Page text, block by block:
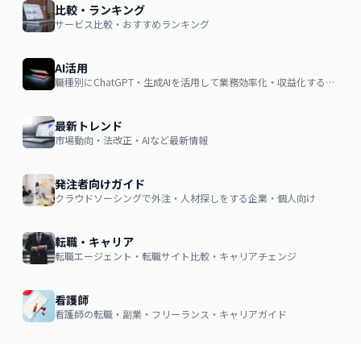
比較・ランキング
サービス比較・おすすめランキング
AI活用
職種別にChatGPT・生成AIを活用して業務効率化・収益化するノウハウ
最新トレンド
市場動向・法改正・AIなど最新情報
発注者向けガイド
クラウドソーシングで外注・人材探しをする企業・個人向け
転職・キャリア
転職エージェント・転職サイト比較・キャリアチェンジ
看護師
看護師の転職・副業・フリーランス・キャリアガイド